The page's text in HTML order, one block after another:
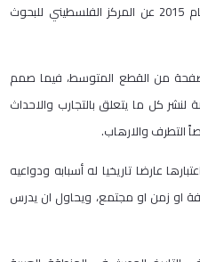
ويشار أن الكتاب صدر لاول مرة في العام 2015 عن المركز الفلسطيني للبحوث
بطبعته الجديدة جاء في 184 صفحة من القطع المتوسط، فيما صمم
لنشر كل ما يتعلق بالتجارب والاحداث
التطرف والارهاب.
عارضا تاريخيا له أسبابه ودواعيه
او زمن او مجتمع، ويحاول ان يدرس